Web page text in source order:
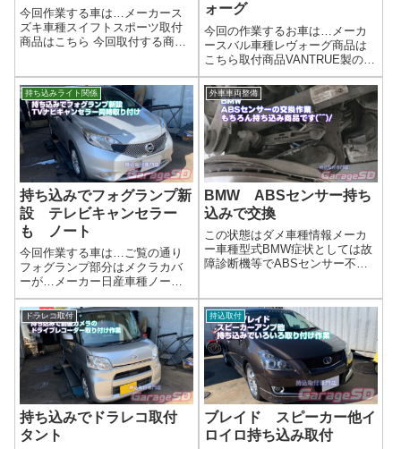
今回作業する車は…メーカース
ズキ車種スイフトスポーツ取付
商品はこちら 今回取付する商品
📢 持ち込みOK！ドライブレコー
ダー取り付けサービス🚗持ち込
みドライブレコーダー、プ...
ォーグ
今回の作業するお車は…メーカ
ースバル車種レヴォーグ商品は
こちら取付商品VANTRUE製の高
性能ドライブレコーダー LED
バルブ各種 他 ボンネットダ
ンパーなど駐車監視もついてい
るタイプですね('ω')ノ完了画像テ
ールランプのバルブ交換はユ
ニ...
持ち込みライト関係
持ち込みでフォグランプ新
設 テレビキャンセラー
も ノート
今回作業する車は…ご覧の通り
フォグランプ部分はメクラカバ
ーが…メーカー日産車種ノート
作業はこちら今回の作業は…純
正フォグランプ他 テレビキャ
ンセラー LEDフォグランプ作
業写真２色切替できるLEDバル
ブになります。とても便利です
ね(^^)/...
外車車両整備
BMW ABSセンサー持ち
込みで交換
この状態はダメ車種情報メーカ
ー車種型式BMW症状としては故
障診断機等でABSセンサー不良
たまに間違った診断もしますの
で、自己責任でｗ対策は中古や
社外新品は価格が安く済むメリ
ットもあり...
ドラレコ取付
持ち込みでドラレコ取付
タント
持込取付
ブレイド スピーカー他イ
ロイロ持ち込み取付